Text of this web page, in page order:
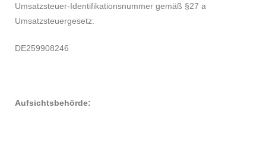
Umsatzsteuer-Identifikationsnummer gemäß §27 a
Umsatzsteuergesetz:
DE259908246
Aufsichtsbehörde: